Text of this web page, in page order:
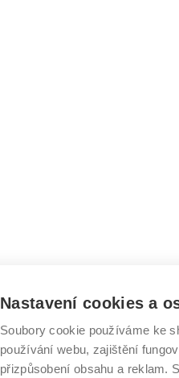
Vysoké
učení
technické
Nastavení cookies a
Soubory cookie používáme ke
používání webu, zajištění
přizpůsobení obsahu a reklam.